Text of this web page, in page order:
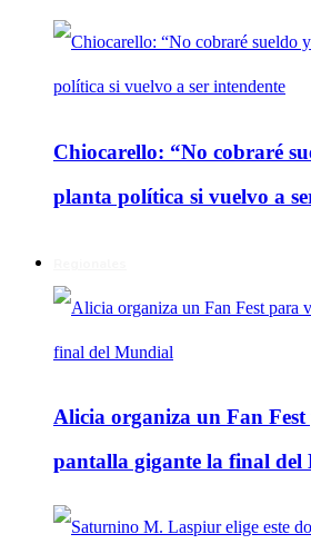
Chiocarello: “No cobraré
planta política si vuelvo a
Alicia organiza un Fan
pantalla gigante la final